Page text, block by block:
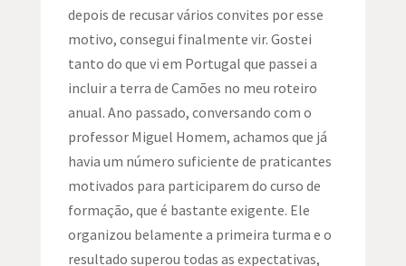
depois de recusar vários convites por esse
motivo, consegui finalmente vir. Gostei
tanto do que vi em Portugal que passei a
incluir a terra de Camões no meu roteiro
anual. Ano passado, conversando com o
professor Miguel Homem, achamos que já
havia um número suficiente de praticantes
motivados para participarem do curso de
formação, que é bastante exigente. Ele
organizou belamente a primeira turma e o
resultado superou todas as expectativas,